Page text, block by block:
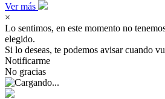
Ver más
×
Lo sentimos, en este momento no
elegido.
Si lo deseas, te podemos avisar cuando
Notificarme
No gracias